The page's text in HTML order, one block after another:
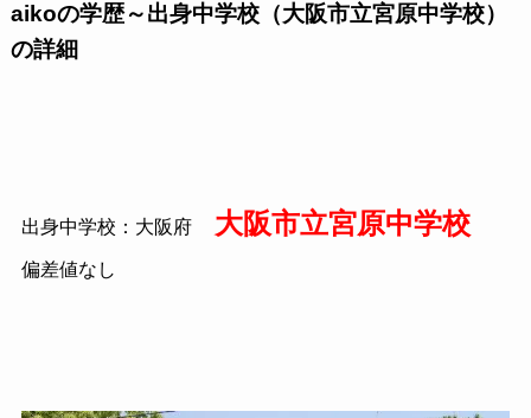
aikoの学歴～出身中学校（大阪市立宮原中学校）
の詳細
出身中学校：大阪府 大阪市立宮原中学校
偏差値なし